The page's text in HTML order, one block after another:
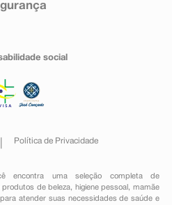
social
Política de Privacidade
encontra uma seleção completa de
de beleza, higiene pessoal ,mamãe
atender suas necessidades de saúde e